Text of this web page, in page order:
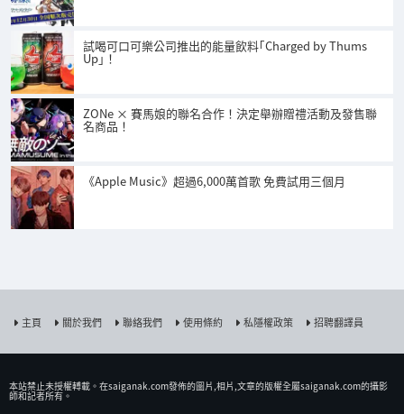
試喝可口可樂公司推出的能量飲料｢Charged by Thums
Up｣！
ZONe × 賽馬娘的聯名合作！決定舉辦贈禮活動及發售聯
名商品！
《Apple Music》超過6,000萬首歌 免費試用三個月
主頁 關於我們 聯絡我們 使用條約 私隱權政策 招聘翻譯員
本站禁止未授權𨍭載。在saiganak.com發佈的圖片,相片,文章的版權全屬saiganak.com的攝影
師和記者所有。